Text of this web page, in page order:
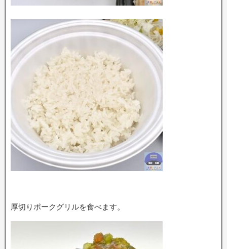
厚切りポークグリルを食べます。